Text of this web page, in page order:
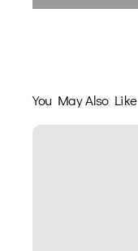
You May Also Like
Wpływ